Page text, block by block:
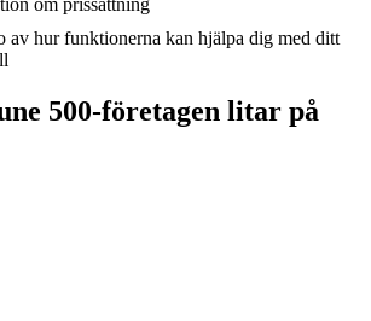
om prissättning
av hur funktionerna kan hjälpa dig med ditt
500-företagen litar på